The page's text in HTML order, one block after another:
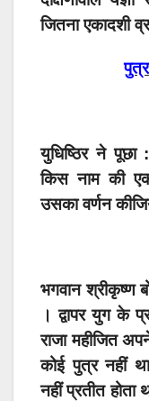
जितना एकादशी
युधिष्ठिर ने
किस नाम की
उसका वर्णन
भगवान श्रीकृष्ण
। द्वापर युग के
राजा महीजित
कोई पुत्र नहीं
नहीं प्रतीत